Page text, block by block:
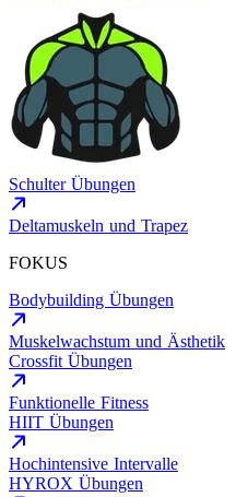
Schulter Übungen
Deltamuskeln und Trapez
FOKUS
Bodybuilding Übungen
Muskelwachstum und Ästhetik
Crossfit Übungen
Funktionelle Fitness
HIIT Übungen
Hochintensive Intervalle
HYROX Übungen